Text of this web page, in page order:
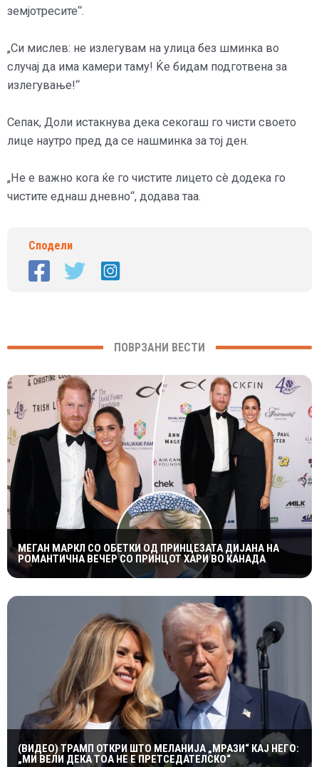
земјотресите“.
„Си мислев: не излегувам на улица без шминка во
случај да има камери таму! Ќе бидам подготвена за
излегување!“
Сепак, Доли истакнува дека секогаш го чисти своето
лице наутро пред да се нашминка за тој ден.
„Не е важно кога ќе го чистите лицето сè додека го
чистите еднаш дневно“, додава таа.
Сподели
ПОВРЗАНИ ВЕСТИ
МЕГАН МАРКЛ СО ОБЕТКИ ОД ПРИНЦЕЗАТА ДИЈАНА НА
РОМАНТИЧНА ВЕЧЕР СО ПРИНЦОТ ХАРИ ВО КАНАДА
(ВИДЕО) ТРАМП ОТКРИ ШТО МЕЛАНИЈА „МРАЗИ“ КАЈ НЕГО:
„МИ ВЕЛИ ДЕКА ТОА НЕ Е ПРЕТСЕДАТЕЛСКО“